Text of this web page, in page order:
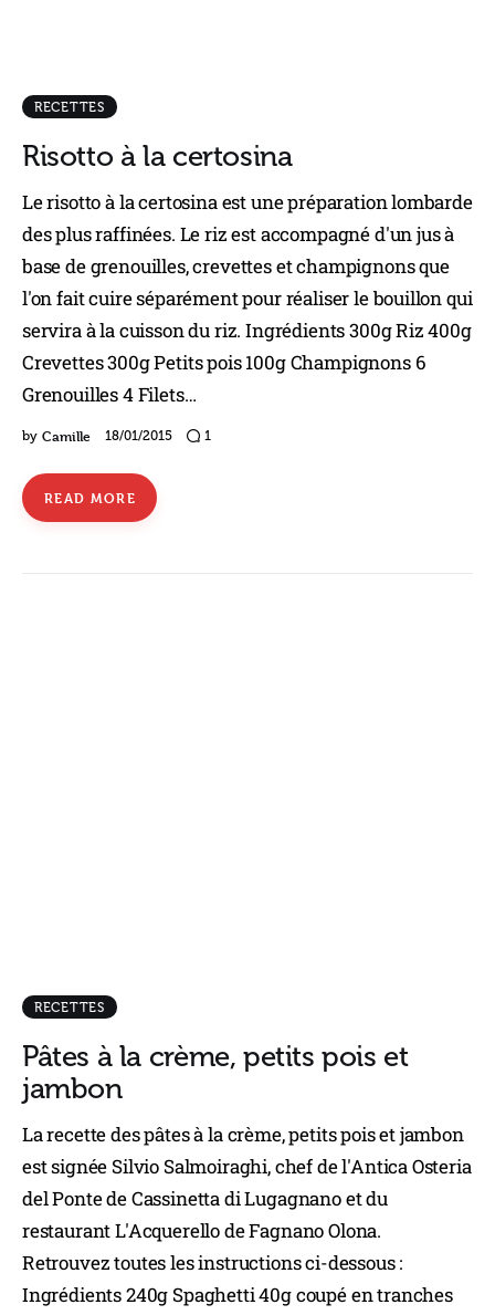
RECETTES
Risotto à la certosina
Le risotto à la certosina est une préparation lombarde
des plus raffinées. Le riz est accompagné d'un jus à
base de grenouilles, crevettes et champignons que
l'on fait cuire séparément pour réaliser le bouillon qui
servira à la cuisson du riz. Ingrédients 300g Riz 400g
Crevettes 300g Petits pois 100g Champignons 6
Grenouilles 4 Filets…
by Camille 18/01/2015 1
READ MORE
RECETTES
Pâtes à la crème, petits pois et
jambon
La recette des pâtes à la crème, petits pois et jambon
est signée Silvio Salmoiraghi, chef de l'Antica Osteria
del Ponte de Cassinetta di Lugagnano et du
restaurant L'Acquerello de Fagnano Olona.
Retrouvez toutes les instructions ci-dessous :
Ingrédients 240g Spaghetti 40g coupé en tranches